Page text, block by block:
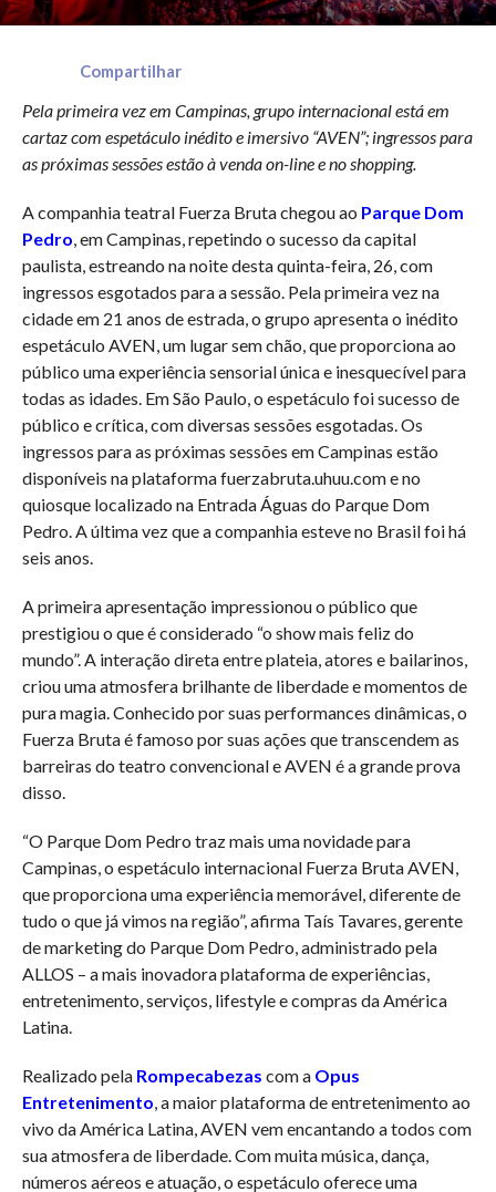
Compartilhar
Pela primeira vez em Campinas, grupo internacional está em
cartaz com espetáculo inédito e imersivo “AVEN”; ingressos para
as próximas sessões estão à venda on-line e no shopping.
A companhia teatral Fuerza Bruta chegou ao Parque Dom
Pedro, em Campinas, repetindo o sucesso da capital
paulista, estreando na noite desta quinta-feira, 26, com
ingressos esgotados para a sessão. Pela primeira vez na
cidade em 21 anos de estrada, o grupo apresenta o inédito
espetáculo AVEN, um lugar sem chão, que proporciona ao
público uma experiência sensorial única e inesquecível para
todas as idades. Em São Paulo, o espetáculo foi sucesso de
público e crítica, com diversas sessões esgotadas. Os
ingressos para as próximas sessões em Campinas estão
disponíveis na plataforma fuerzabruta.uhuu.com e no
quiosque localizado na Entrada Águas do Parque Dom
Pedro. A última vez que a companhia esteve no Brasil foi há
seis anos.
A primeira apresentação impressionou o público que
prestigiou o que é considerado “o show mais feliz do
mundo”. A interação direta entre plateia, atores e bailarinos,
criou uma atmosfera brilhante de liberdade e momentos de
pura magia. Conhecido por suas performances dinâmicas, o
Fuerza Bruta é famoso por suas ações que transcendem as
barreiras do teatro convencional e AVEN é a grande prova
disso.
“O Parque Dom Pedro traz mais uma novidade para
Campinas, o espetáculo internacional Fuerza Bruta AVEN,
que proporciona uma experiência memorável, diferente de
tudo o que já vimos na região”, afirma Taís Tavares, gerente
de marketing do Parque Dom Pedro, administrado pela
ALLOS – a mais inovadora plataforma de experiências,
entretenimento, serviços, lifestyle e compras da América
Latina.
Realizado pela Rompecabezas com a Opus
Entretenimento, a maior plataforma de entretenimento ao
vivo da América Latina, AVEN vem encantando a todos com
sua atmosfera de liberdade. Com muita música, dança,
números aéreos e atuação, o espetáculo oferece uma